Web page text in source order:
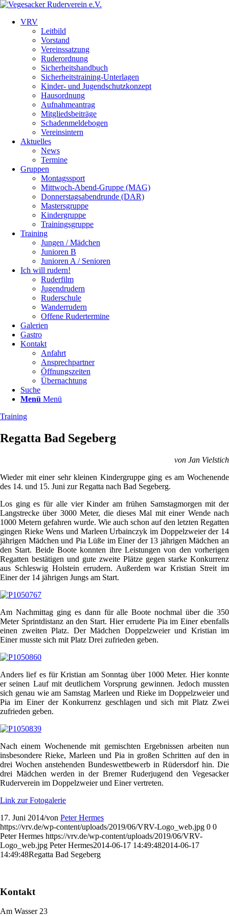
VRV
Leitbild
Vorstand
Vereinssatzung
Ruderordnung
Sicherheitshandbuch
Sicherheitstraining-Unterlagen
Kinder- und Jugendschutzkonzept
Hausordnung
Aufnahmeantrag
Mitgliedsbeiträge
Schadenmeldebogen
Vereinsintern
Aktuelles
News
Termine
Gruppen
Montagssport
Mittwoch-Abend-Gruppe (MAG)
Donnerstagsabendrunde (DAR)
Mastersgruppe
Kindergruppe
Trainingsgruppe
Training
Jungen / Mädchen
Junioren B
Junioren A / Senioren
Ich will rudern!
Ruderfilm
Jugendrudern
Ruderschule
Wanderrudern
Offene Rudertermine
Galerien
Gastro
Kontakt
Anfahrt
Ansprechpartner
Öffnungszeiten
Übernachtung
Suche
Menü Menü
Training
Regatta Bad Segeberg
von Jan Vielstich
Wieder mit einer sehr kleinen Kindergruppe ging es am Wochenende
des 14. und 15. Juni zur Regatta nach Bad Segeberg.
Los ging es für alle vier Kinder am frühen Samstagmorgen mit der
Langstrecke über 3000 Meter, die dieses Mal mit einer Wende nach
1000 Metern gefahren wurde. Wie auch schon auf den letzten Regatten
gingen Rieke Wens und Marleen Urbainczyk im Doppelzweier der 14
jährigen Mädchen und Pia Lüße im Einer der 13 jährigen Mädchen an
den Start. Beide Boote konnten ihre Leistungen von den vorherigen
Regatten bestätigen und gute zweite Plätze gegen starke Konkurrenz
aus Schleswig Holstein errudern. Außerdem war Kristian Streit im
Einer der 14 jährigen Jungs am Start.
Am Nachmittag ging es dann für alle Boote nochmal über die 350
Meter Sprintdistanz an den Start. Hier erruderte Pia im Einer ebenfalls
einen zweiten Platz. Der Mädchen Doppelzweier und Kristian im
Einer musste sich mit Platz Drei zufrieden geben.
Anders lief es für Kristian am Sonntag über 1000 Meter. Hier konnte
er seinen Lauf mit deutlichem Vorsprung gewinnen. Jedoch mussten
sich genau wie am Samstag Marleen und Rieke im Doppelzweier und
Pia im Einer der Konkurrenz geschlagen und sich mit Platz Zwei
zufrieden geben.
Nach einem Wochenende mit gemischten Ergebnissen arbeiten nun
insbesondere Rieke, Marleen und Pia in großen Schritten auf den in
drei Wochen anstehenden Bundeswettbewerb in Rüdersdorf hin. Die
drei Mädchen werden in der Bremer Ruderjugend den Vegesacker
Ruderverein im Doppelzweier und Einer vertreten.
Link zur Fotogalerie
17. Juni 2014/von Peter Hermes
https://vrv.de/wp-content/uploads/2019/06/VRV-Logo_web.jpg 0 0
Peter Hermes https://vrv.de/wp-content/uploads/2019/06/VRV-
Logo_web.jpg Peter Hermes2014-06-17 14:49:482014-06-17
14:49:48Regatta Bad Segeberg
Kontakt
Am Wasser 23